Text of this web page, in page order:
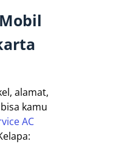
alamat,
kamu
AC